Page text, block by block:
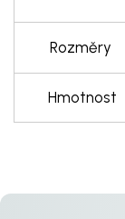
Rozměry
Hmotnost